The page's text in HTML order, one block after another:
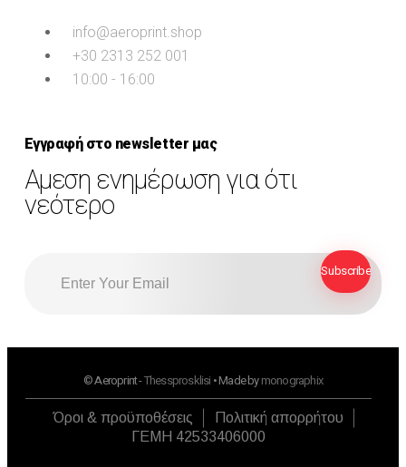
info@aeroprint.shop
+30 2313 252 001
10:00 - 16:00
Εγγραφή στο newsletter μας
Αμεση ενημέρωση για ότι
νεότερο
© Aeroprint -Thessprosklisi • Made bymonographix
Όροι & προϋποθέσεις
Πολιτική απορρήτου
ΓΕΜΗ 42533406000